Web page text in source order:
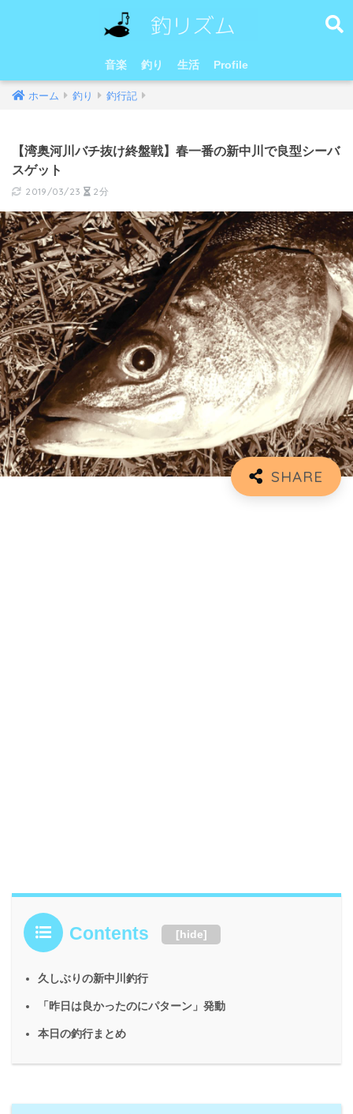
音楽 釣り 生活 Profile
ホーム 釣り 釣行記
【湾奥河川バチ抜け終盤戦】春一番の新中川で良型シーバ
スゲット
2019/03/23 2分
Contents [hide]
久しぶりの新中川釣行
「昨日は良かったのにパターン」発動
本日の釣行まとめ